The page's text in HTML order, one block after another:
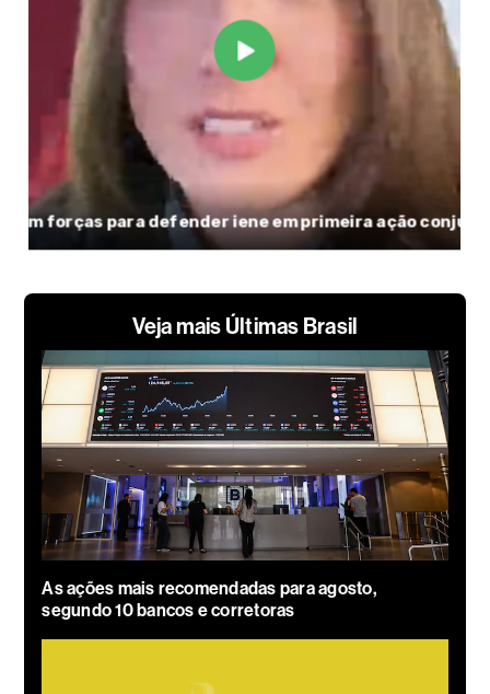
Veja mais Últimas Brasil
As ações mais recomendadas para agosto,
segundo 10 bancos e corretoras